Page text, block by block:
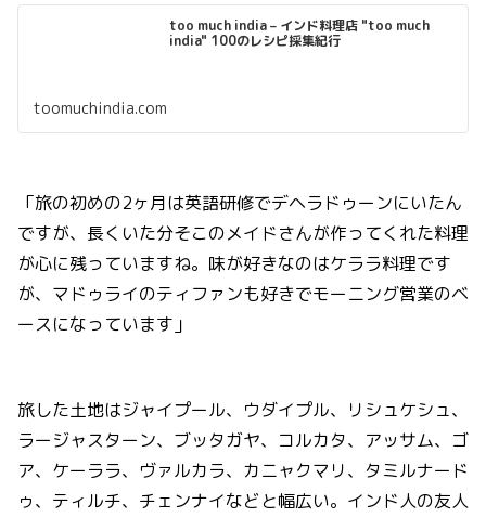
too much india – インド料理店 "too much
india" 100のレシピ採集紀行
toomuchindia.com
「旅の初めの2ヶ月は英語研修でデヘラドゥーンにいたん
ですが、長くいた分そこのメイドさんが作ってくれた料理
が心に残っていますね。味が好きなのはケララ料理です
が、マドゥライのティファンも好きでモーニング営業のベ
ースになっています」
旅した土地はジャイプール、ウダイプル、リシュケシュ、
ラージャスターン、ブッタガヤ、コルカタ、アッサム、ゴ
ア、ケーララ、ヴァルカラ、カニャクマリ、タミルナード
ゥ、ティルチ、チェンナイなどと幅広い。インド人の友人